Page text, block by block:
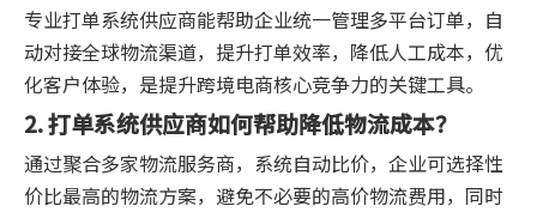
专业打单系统供应商能帮助企业统一管理多平台订单，自
动对接全球物流渠道，提升打单效率，降低人工成本，优
化客户体验，是提升跨境电商核心竞争力的关键工具。
2. 打单系统供应商如何帮助降低物流成本？
通过聚合多家物流服务商，系统自动比价，企业可选择性
价比最高的物流方案，避免不必要的高价物流费用，同时